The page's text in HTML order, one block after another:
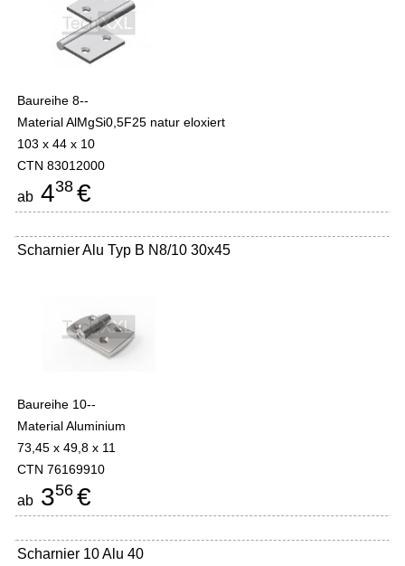
Baureihe 8--
Material AlMgSi0,5F25 natur eloxiert
103 x 44 x 10
CTN 83012000
ab 438 €
Scharnier Alu Typ B N8/10 30x45
Baureihe 10--
Material Aluminium
73,45 x 49,8 x 11
CTN 76169910
ab 356 €
Scharnier 10 Alu 40